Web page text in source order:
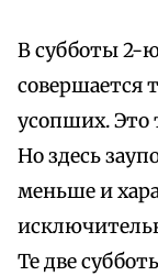
В субботы 2-
совершается
усопших. Это
Но здесь
меньше и
Те две